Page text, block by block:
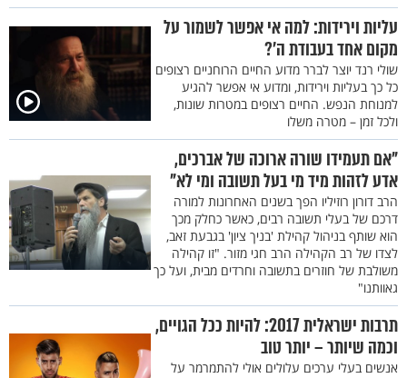
עליות וירידות: למה אי אפשר לשמור על
מקום אחד בעבודת ה'?
שולי רנד יוצר לברר מדוע החיים הרוחניים רצופים
כל כך בעליות וירידות, ומדוע אי אפשר להגיע
למנוחת הנפש. החיים רצופים במטרות שונות,
ולכל זמן – מטרה משלו
"אם תעמידו שורה ארוכה של אברכים,
אדע לזהות מיד מי בעל תשובה ומי לא"
הרב דורון רוזיליו הפך בשנים האחרונות למורה
דרכם של בעלי תשובה רבים, כאשר כחלק מכך
הוא שותף בניהול קהילת 'בניך ציון' בגבעת זאב,
לצדו של רב הקהילה הרב חגי מזור. "זו קהילה
משולבת של חוזרים בתשובה וחרדים מבית, ועל כך
גאוותנו"
תרבות ישראלית 2017: להיות ככל הגויים,
וכמה שיותר – יותר טוב
אנשים בעלי ערכים עלולים אולי להתמרמר על